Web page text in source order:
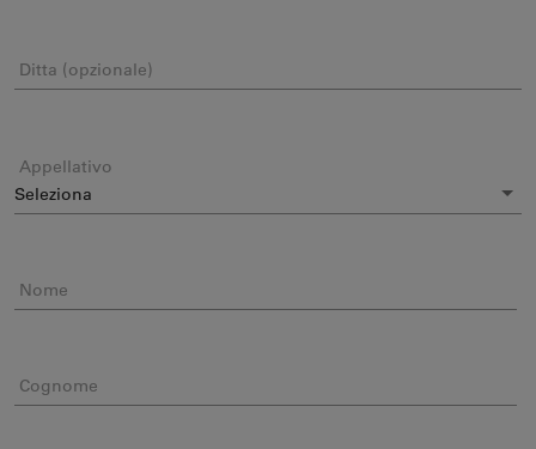
Ditta (opzionale)
Appellativo
Nome
Cognome